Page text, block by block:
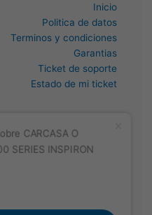
Inicio
Politica de datos
Terminos y condiciones
Garantias
Ticket de soporte
Estado de mi ticket
CARCASA O
SERIES INSPIRON